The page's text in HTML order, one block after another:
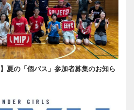
夏の「個バス」参加者募集のお知ら